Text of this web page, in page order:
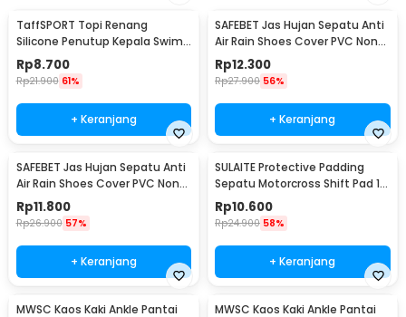
TaffSPORT Topi Renang
Silicone Penutup Kepala Swim
Cap Dewasa - SX01
Rp8.700
Rp21.900 61%
+ Keranjang
SAFEBET Jas Hujan Sepatu Anti
Air Rain Shoes Cover PVC Non
Slip Strap M 37-39 - H-101
Rp12.300
Rp27.900 56%
+ Keranjang
SAFEBET Jas Hujan Sepatu Anti
Air Rain Shoes Cover PVC Non
Slip Strap XL 42-43 - H-101
Rp11.800
Rp26.900 57%
+ Keranjang
SULAITE Protective Padding
Sepatu Motorcross Shift Pad 1
PCS - GT-106
Rp10.600
Rp24.900 58%
+ Keranjang
MWSC Kaos Kaki Ankle Pantai MWSC Kaos Kaki Ankle Pantai